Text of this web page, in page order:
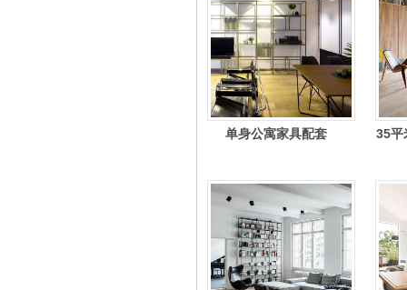
单身公寓家具配套 35平